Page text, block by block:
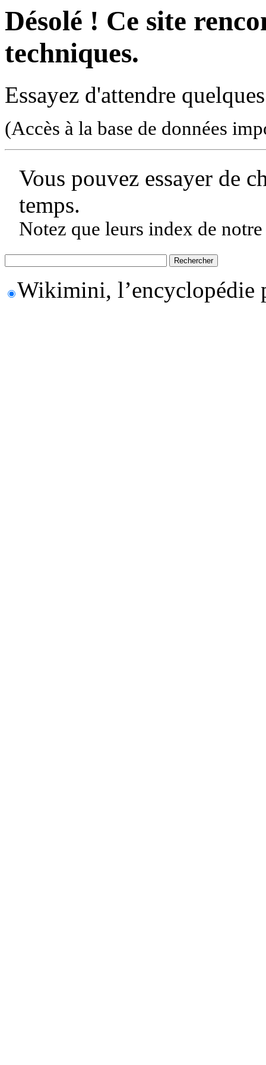
Désolé ! Ce site
techniques.
Essayez d'attendre
(Accès à la base de données
Vous pouvez essayer de
temps.
Notez que leurs index de
Wikimini, l’encyclopédie